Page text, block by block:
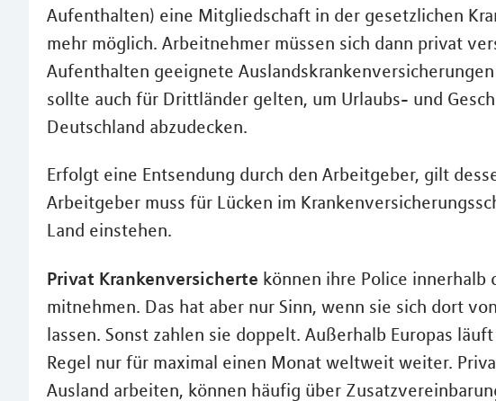
Aufenthalten) eine Mitgliedschaft in der gesetzlichen
mehr möglich. Arbeitnehmer müssen sich dann privat
Aufenthalten geeignete
sollte auch für Drittländer gelten, um Urlaubs- und
Deutschland abzudecken.
Erfolgt eine Entsendung durch den Arbeitgeber, gilt
Arbeitgeber muss für Lücken im
Land einstehen.
Privat Krankenversicherte können ihre Police innerhalb
mitnehmen. Das hat aber nur Sinn, wenn sie sich dort
lassen. Sonst zahlen sie doppelt. Außerhalb Europas
Regel nur für maximal einen Monat weltweit weiter.
Ausland arbeiten, können häufig über